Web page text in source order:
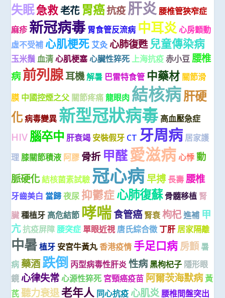
失眠急救老花 胃癌抗疫肝炎 腰椎管狹窄症
麻疹 新冠病毒 胃食管反流病 中耳炎心房顫動
虛不受補 心肌梗死 艾灸 心肺復甦 兒童傳染病
玉米鬚 血清 心肌梗塞 心臟性猝死 上海抗疫 赤小豆 腰椎
病前列腺耳機解暑 巴雷特食管 中藥材 關節滑
膜 中國控煙之父 關節疼痛 龍眼肉 結核病肝硬
化病毒變異 新型冠狀病毒 高血壓急症
HIV腦卒中 肝衰竭 安裝假牙 CT 牙周病 居家護
理 膝關節積液 阿膠 骨折 甲醛愛滋病 心悸 動
脈硬化 結核菌素試驗 冠心病早搏 長壽 腰椎
牙齒美白 當歸 夜尿 抑鬱症心肺復蘇 骨髓移植 腎
臟 種植牙 高危結節 哮喘食管癌 腎衰 枸杞進補 甲
亢抗疫屏障 腰突症 單眼近視 唐氏綜合徵 丁肝 居家隔離
中暑 植牙 安宮牛黃丸 香港疫情 手足口病房顫 暑
病 藥酒跌倒 丙型病毒性肝炎 性病黑枸杞子 隱形眼
鏡 心律失常 心源性猝死 宮頸癌疫苗 阿爾茨海默病黃
芪 聽力衰退老年人 同心抗疫 心肌炎腰椎間盤突出